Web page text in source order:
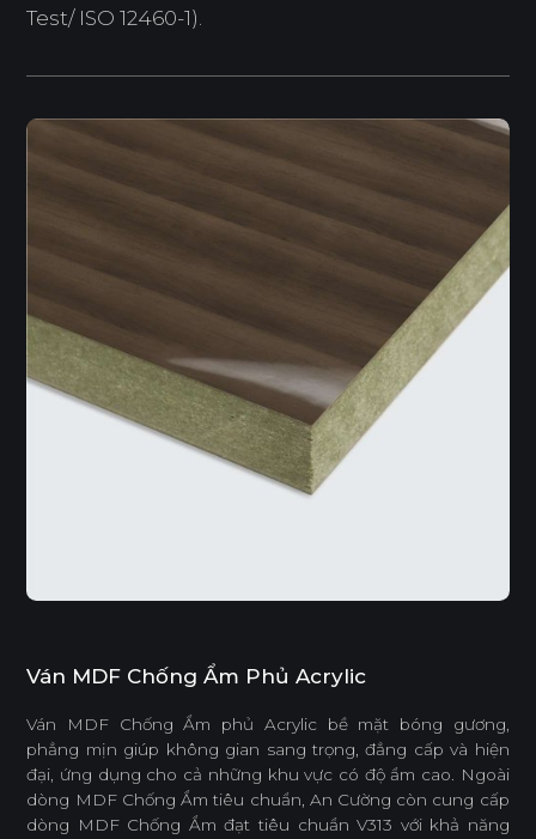
Test/ ISO 12460-1).
Ván MDF Chống Ẩm Phủ Acrylic
Ván MDF Chống Ẩm phủ Acrylic bề mặt bóng gương,
phẳng mịn giúp không gian sang trọng, đẳng cấp và hiện
đại, ứng dụng cho cả những khu vực có độ ẩm cao. Ngoài
dòng MDF Chống Ẩm tiêu chuẩn, An Cường còn cung cấp
dòng MDF Chống Ẩm đạt tiêu chuẩn V313 với khả năng